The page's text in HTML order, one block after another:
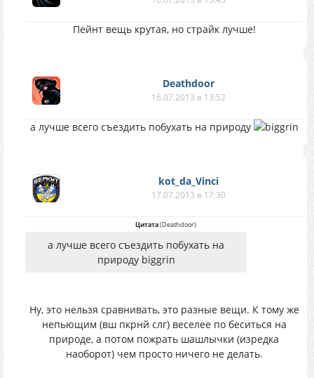
Пейнт вещь крутая, но страйк лучше!
Deathdoor
16.07.2013 в 13:52
а лучше всего съездить побухать на природу
kot_da_Vinci
17.07.2013 в 17:30
Цитата(Deathdoor)
а лучше всего съездить побухать на
природу biggrin
Ну, это нельзя сравнивать, это разные вещи. К тому же
непьющим (вш пкрнй слг) веселее по беситься на
природе, а потом пожрать шашлычки (изредка
наоборот) чем просто ничего не делать.